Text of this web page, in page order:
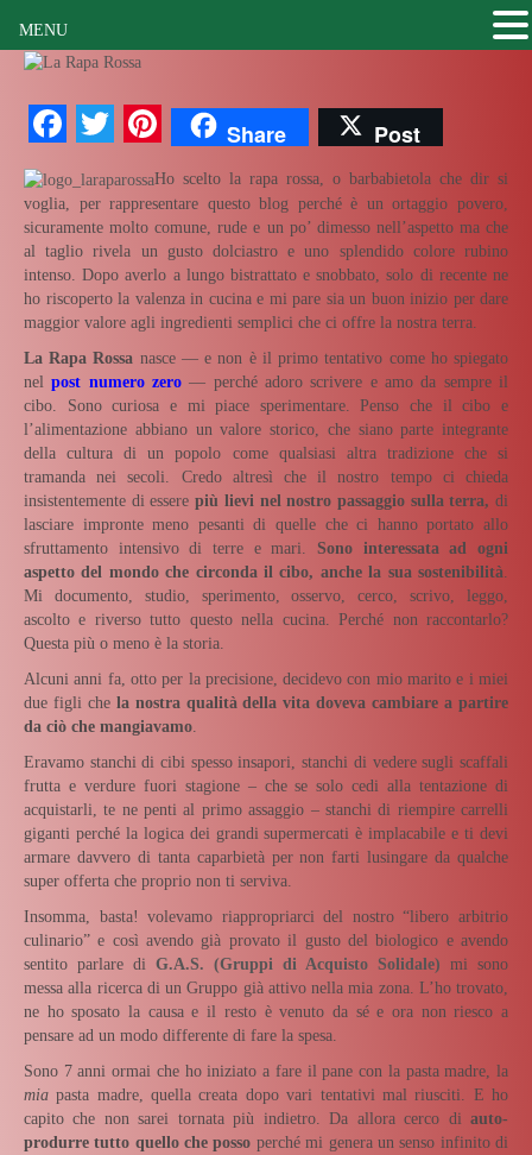
Facebook
TwitterPinterest
Share Post
Ho scelto la rapa rossa, o barbabietola che dir si
voglia, per rappresentare questo blog perché è un ortaggio povero,
sicuramente molto comune, rude e un po’ dimesso nell’aspetto ma che
al taglio rivela un gusto dolciastro e uno splendido colore rubino
intenso. Dopo averlo a lungo bistrattato e snobbato, solo di recente ne
ho riscoperto la valenza in cucina e mi pare sia un buon inizio per dare
maggior valore agli ingredienti semplici che ci offre la nostra terra.
La Rapa Rossa nasce — e non è il primo tentativo come ho spiegato
nelpost numero zero — perché adoro scrivere e amo da sempre il
cibo. Sono curiosa e mi piace sperimentare. Penso che il cibo e
l’alimentazione abbiano un valore storico, che siano parte integrante
della cultura di un popolo come qualsiasi altra tradizione che si
tramanda nei secoli. Credo altresì che il nostro tempo ci chieda
insistentemente di esserepiù lievi nel nostro passaggio sulla terra, di
lasciare impronte meno pesanti di quelle che ci hanno portato allo
sfruttamento intensivo di terre e mari. Sono interessata ad ogni
aspetto del mondo che circonda il cibo, anche la sua sostenibilità
Mi documento, studio, sperimento, osservo, cerco, scrivo, leggo,
ascolto e riverso tutto questo nella cucina. Perché non raccontarlo?
Questa più o meno è la storia.
Alcuni anni fa, otto per la precisione, decidevo con mio marito e i miei
due figli chela nostra qualità della vita doveva cambiare a partire
da ciò che mangiavamo
Eravamo stanchi di cibi spesso insapori, stanchi di vedere sugli scaffali
frutta e verdure fuori stagione – che se solo cedi alla tentazione di
acquistarli, te ne penti al primo assaggio – stanchi di riempire carrelli
giganti perché la logica dei grandi supermercati è implacabile e ti devi
armare davvero di tanta caparbietà per non farti lusingare da qualche
super offerta che proprio non ti serviva.
Insomma, basta! volevamo riappropriarci del nostro “libero arbitrio
culinario” e così avendo già provato il gusto del biologico e avendo
sentito parlare di G.A.S. (Gruppi di Acquisto Solidale) mi sono
messa alla ricerca di un Gruppo già attivo nella mia zona. L’ho trovato,
ne ho sposato la causa e il resto è venuto da sé e ora non riesco a
pensare ad un modo differente di fare la spesa.
Sono 7 anni ormai che ho iniziato a fare il pane con la pasta madre, la
mia pasta madre, quella creata dopo vari tentativi mal riusciti. E ho
capito che non sarei tornata più indietro. Da allora cerco di auto-
produrre tutto quello che posso perché mi genera un senso infinito di
MENU